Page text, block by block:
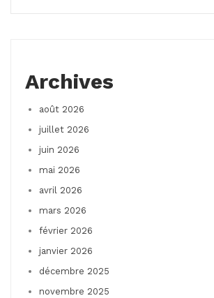
Archives
août 2026
juillet 2026
juin 2026
mai 2026
avril 2026
mars 2026
février 2026
janvier 2026
décembre 2025
novembre 2025